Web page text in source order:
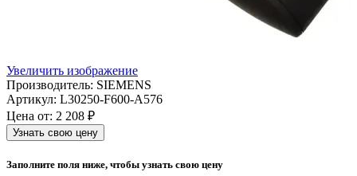
Увеличить изображение
Производитель: SIEMENS
Артикул: L30250-F600-A576
Цена от: 2 208 ₽
Узнать свою цену
Заполните поля ниже, чтобы узнать свою цену